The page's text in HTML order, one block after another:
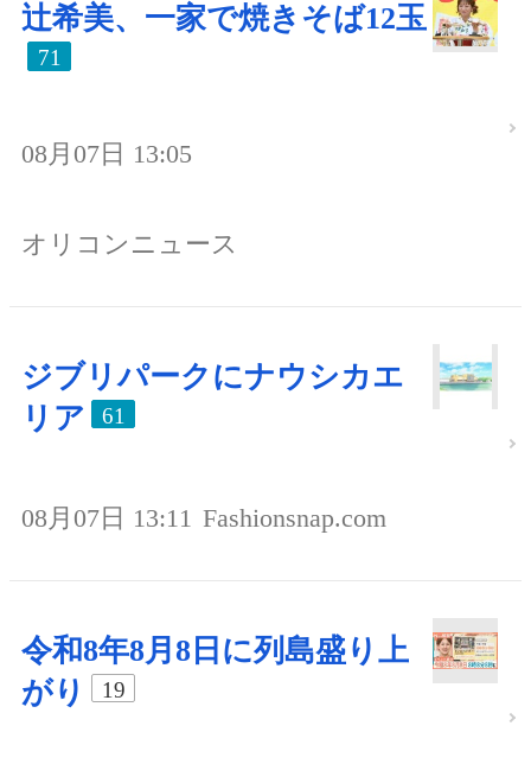
辻希美、一家で焼きそば12玉
71
08月07日 13:05
オリコンニュース
ジブリパークにナウシカエ
リア
61
08月07日 13:11 Fashionsnap.com
令和8年8月8日に列島盛り上
がり
19